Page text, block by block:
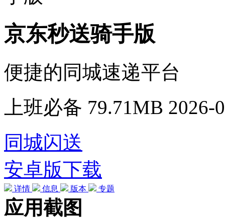
京东秒送骑手版
便捷的同城速递平台
上班必备 79.71MB 2026-
同城闪送
安卓版下载
详情 信息 版本 专题
应用截图